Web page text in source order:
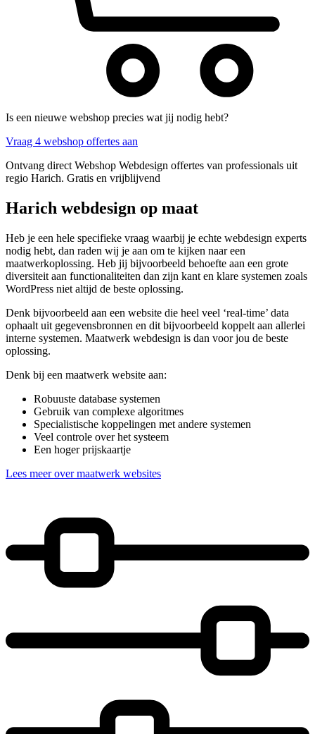
Is een nieuwe webshop precies wat jij nodig hebt?
Vraag 4 webshop offertes aan
Ontvang direct Webshop Webdesign offertes van professionals uit
regio Harich. Gratis en vrijblijvend
Harich webdesign op maat
Heb je een hele specifieke vraag waarbij je echte webdesign experts
nodig hebt, dan raden wij je aan om te kijken naar een
maatwerkoplossing. Heb jij bijvoorbeeld behoefte aan een grote
diversiteit aan functionaliteiten dan zijn kant en klare systemen zoals
WordPress niet altijd de beste oplossing.
Denk bijvoorbeeld aan een website die heel veel ‘real-time’ data
ophaalt uit gegevensbronnen en dit bijvoorbeeld koppelt aan allerlei
interne systemen. Maatwerk webdesign is dan voor jou de beste
oplossing.
Denk bij een maatwerk website aan:
Robuuste database systemen
Gebruik van complexe algoritmes
Specialistische koppelingen met andere systemen
Veel controle over het systeem
Een hoger prijskaartje
Lees meer over maatwerk websites